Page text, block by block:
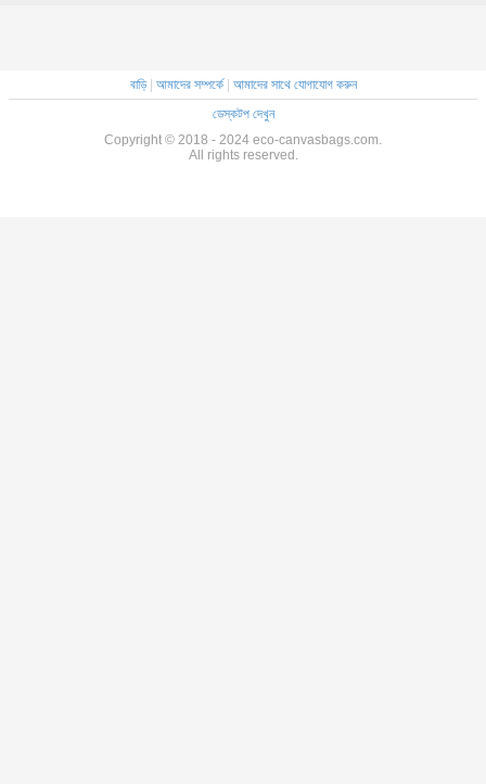
বাড়ি| আমাদের সম্পর্কে| আমাদের সাথে যোগাযোগ করুন
ডেস্কটপ দেখুন
Copyright © 2018 - 2024 eco-canvasbags.com.
All rights reserved.